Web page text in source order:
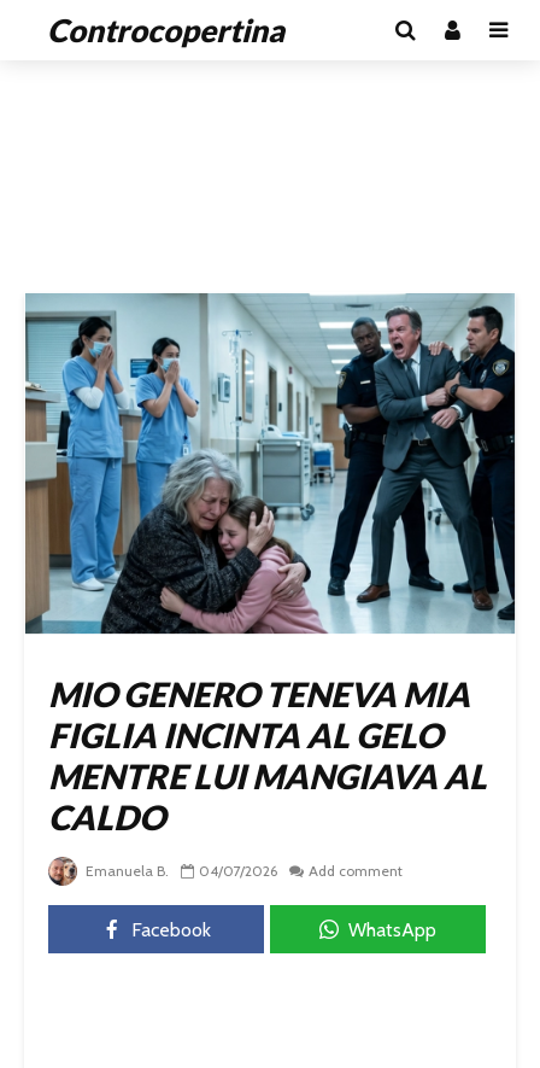
Controcopertina
MIO GENERO TENEVA MIA
FIGLIA INCINTA AL GELO
MENTRE LUI MANGIAVA AL
CALDO
Emanuela B. 04/07/2026 Add comment
Facebook WhatsApp